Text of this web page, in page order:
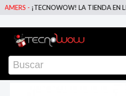
-¡TECNOWOW! LA TIENDA EN LINEA